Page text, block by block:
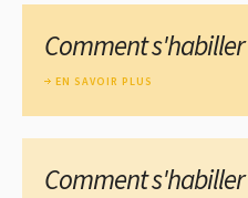
Comment s'habiller
EN SAVOIR PLUS
Comment s'habiller